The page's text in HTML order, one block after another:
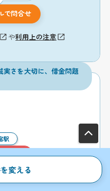
で問合せ
や利用上の注意
実さを大切に、借金問題
駅
分割払い可能
変える